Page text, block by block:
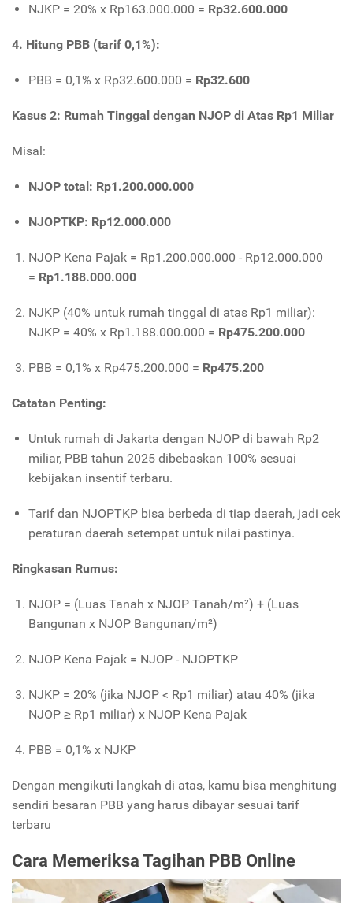
NJKP = 20% x Rp163.000.000 = Rp32.600.000
4. Hitung PBB (tarif 0,1%):
PBB = 0,1% x Rp32.600.000 = Rp32.600
Kasus 2: Rumah Tinggal dengan NJOP di Atas Rp1 Miliar
Misal:
NJOP total: Rp1.200.000.000
NJOPTKP: Rp12.000.000
NJOP Kena Pajak = Rp1.200.000.000 - Rp12.000.000
= Rp1.188.000.000
NJKP (40% untuk rumah tinggal di atas Rp1 miliar):
NJKP = 40% x Rp1.188.000.000 = Rp475.200.000
PBB = 0,1% x Rp475.200.000 = Rp475.200
Catatan Penting:
Untuk rumah di Jakarta dengan NJOP di bawah Rp2
miliar, PBB tahun 2025 dibebaskan 100% sesuai
kebijakan insentif terbaru.
Tarif dan NJOPTKP bisa berbeda di tiap daerah, jadi cek
peraturan daerah setempat untuk nilai pastinya.
Ringkasan Rumus:
NJOP = (Luas Tanah x NJOP Tanah/m²) + (Luas
Bangunan x NJOP Bangunan/m²)
NJOP Kena Pajak = NJOP - NJOPTKP
NJKP = 20% (jika NJOP < Rp1 miliar) atau 40% (jika
NJOP ≥ Rp1 miliar) x NJOP Kena Pajak
PBB = 0,1% x NJKP
Dengan mengikuti langkah di atas, kamu bisa menghitung
sendiri besaran PBB yang harus dibayar sesuai tarif
terbaru
Cara Memeriksa Tagihan PBB Online